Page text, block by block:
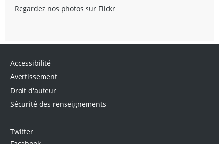
Regardez nos photos sur Flickr
Accessibilité
Avertissement
Droit d'auteur
Sécurité des renseignements
Twitter